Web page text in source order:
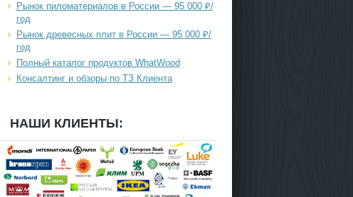
Рынок пиломатериалов в России — 95 000 ₽/
год
Рынок древесных плит в России — 95 000 ₽/
год
Полный каталог продуктов WhatWood
Консалтинг и обзоры по ТЗ Клиента
НАШИ КЛИЕНТЫ: